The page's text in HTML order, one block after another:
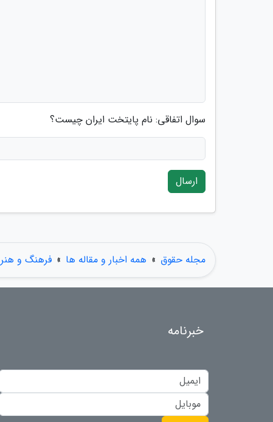
سوال اتفاقی: نام پایتخت ایران چیست؟
ارسال
مجله حقوق » همه اخبار و مقاله ها » فرهنگ و هنر
خبرنامه